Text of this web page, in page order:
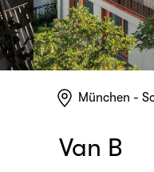
München -
Van B